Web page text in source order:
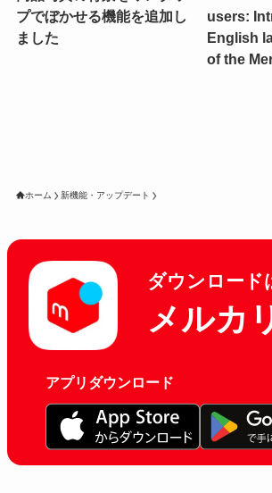
プでぼかせる機能を追加し
ました
users:
English
of the
ホーム 新機能・アップデート
ダウンロード
メルカ
アプリダウンロード